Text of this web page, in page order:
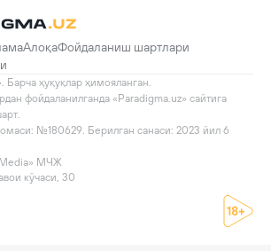
АлоқаФойдаланиш шартлари
Барча ҳуқуқлар ҳимояланган.
фойдаланилганда «Paradigma.uz» сайтига
№180629. Берилган санаси: 2023 йил 6
Media» МЧЖ
кўчаси, 30